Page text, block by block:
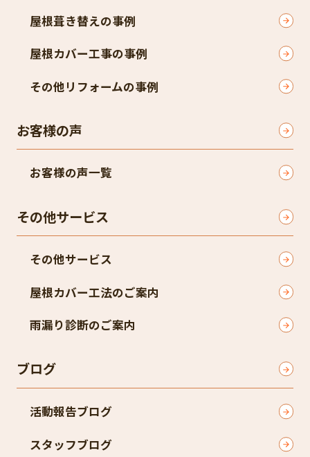
屋根葺き替えの事例
屋根カバー工事の事例
その他リフォームの事例
お客様の声
お客様の声一覧
その他サービス
その他サービス
屋根カバー工法のご案内
雨漏り診断のご案内
ブログ
活動報告ブログ
スタッフブログ